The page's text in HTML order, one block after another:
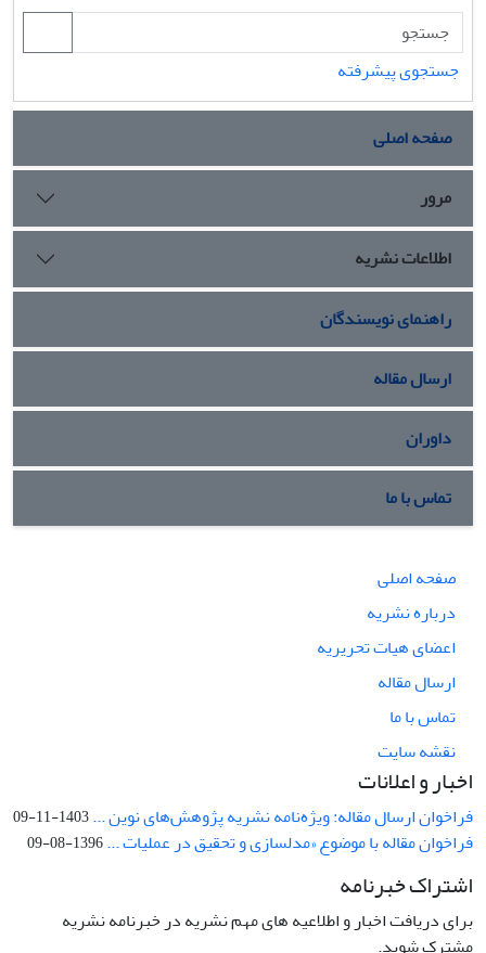
جستجوی پیشرفته
صفحه اصلی
مرور
اطلاعات نشریه
راهنمای نویسندگان
ارسال مقاله
داوران
تماس با ما
صفحه اصلی
درباره نشریه
اعضای هیات تحریریه
ارسال مقاله
تماس با ما
نقشه سایت
اخبار و اعلانات
فراخوان ارسال مقاله: ویژه‌نامه نشریه پژوهش‌های نوین ...1403-11-09
فراخوان مقاله با موضوع «مدلسازی و تحقیق در عملیات ...1396-08-09
اشتراک خبرنامه
برای دریافت اخبار و اطلاعیه های مهم نشریه در خبرنامه نشریه
مشترک شوید.